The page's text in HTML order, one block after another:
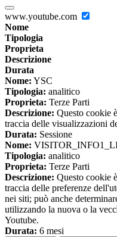
www.youtube.com
Nome
Tipologia
Proprieta
Descrizione
Durata
Nome: YSC
Tipologia: analitico
Proprieta: Terze Parti
Descrizione: Questo cookie
traccia delle visualizzazioni
Durata: Sessione
Nome:
Tipologia: analitico
Proprieta: Terze Parti
Descrizione: Questo cookie
traccia delle preferenze
nei siti; può anche
utilizzando la nuova o la
Youtube.
Durata: 6 mesi